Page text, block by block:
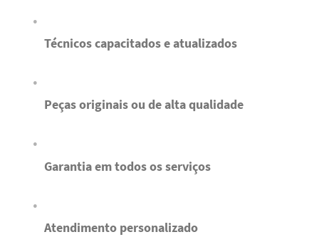
Técnicos capacitados e atualizados
Peças originais ou de alta qualidade
Garantia em todos os serviços
Atendimento personalizado